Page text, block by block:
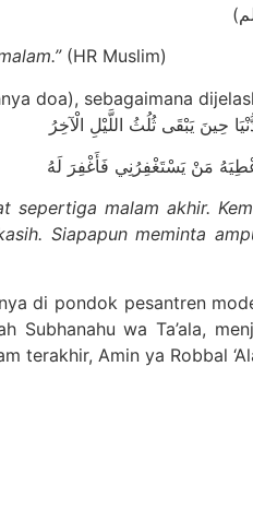
(HR Muslim)
doa), sebagaimana
مَنْ يَسْتَغْفِرُنِي فَأَغْفِرَ لَهُ
sepertiga malam akhir.
Siapapun meminta
di pondok pesantren
Subhanahu wa Ta’ala,
terakhir, Amin ya Robbal